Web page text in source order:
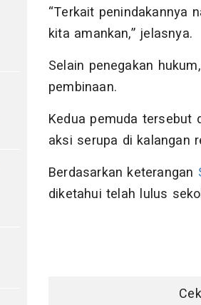
“Terkait penindakannya
kita amankan,” jelasnya.
Selain penegakan
pembinaan.
Kedua pemuda tersebut
aksi serupa di kalangan
Berdasarkan keterangan
diketahui telah lulus